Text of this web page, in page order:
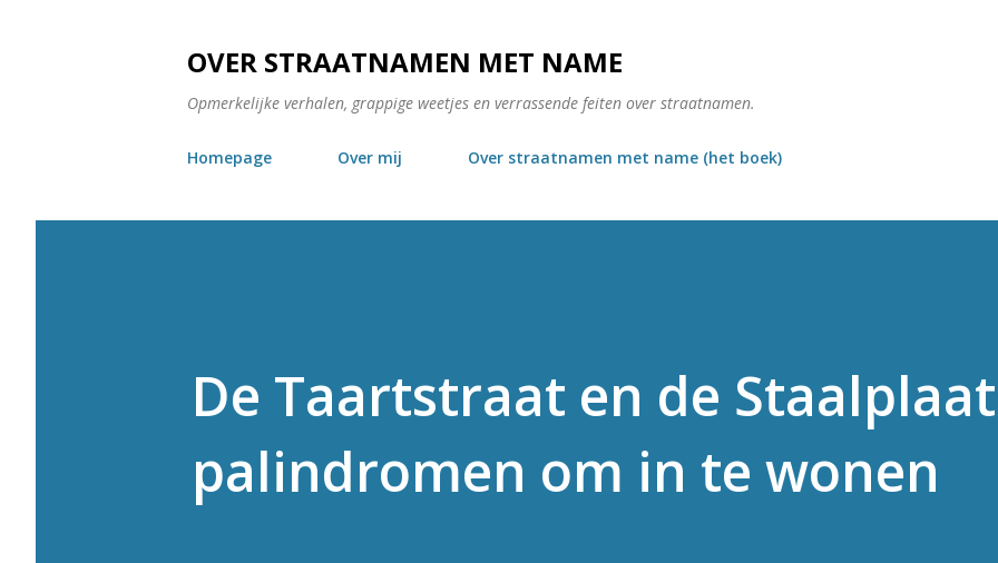
OVER STRAATNAMEN MET NAME
Opmerkelijke verhalen, grappige weetjes en verrassende feiten over straatnamen.
Homepage Over mij Over straatnamen met name (het boek)
De Taartstraat en de
palindromen om in te wonen